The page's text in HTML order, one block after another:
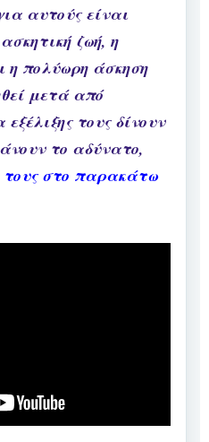
αυτούς είναι
ζωή, η
η πολύωρη άσκηση
μετά από
τους δίνουν
το αδύνατο,
στο παρακάτω